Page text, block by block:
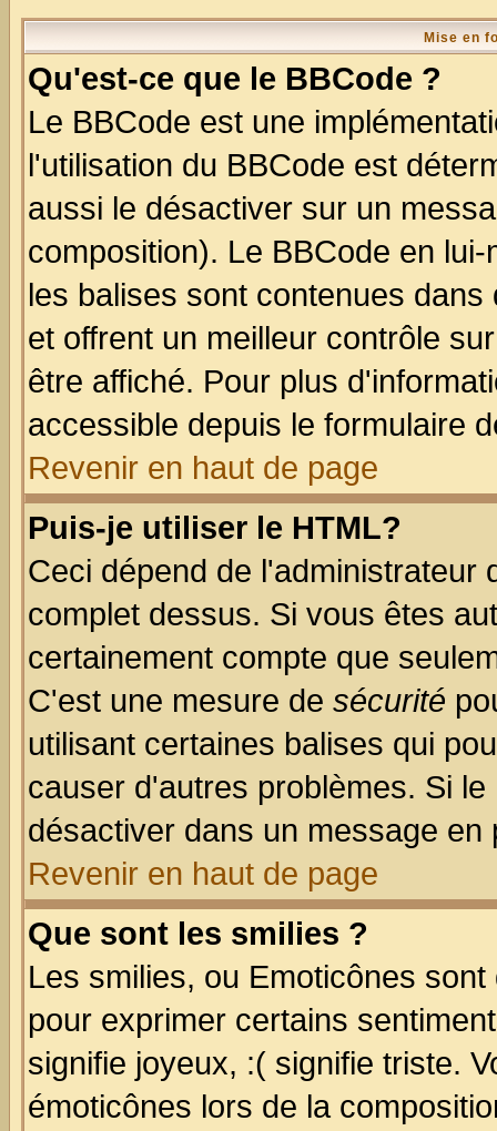
Mise en
Qu'est-ce que le BBCode ?
Le BBCode est une
l'utilisation du BBCode est
aussi le désactiver sur un
composition). Le BBCode en
les balises sont contenues
et offrent un meilleur contrôle
être affiché. Pour plus
accessible depuis le formulaire
Revenir en haut de page
Puis-je utiliser le HTML?
Ceci dépend de l'administrateur
complet dessus. Si vous êtes
certainement compte que
C'est une mesure de sécurité
utilisant certaines balises qui
causer d'autres problèmes. Si
désactiver dans un message
Revenir en haut de page
Que sont les smilies ?
Les smilies, ou Emoticônes
pour exprimer certains
signifie joyeux, :( signifie triste.
émoticônes lors de la